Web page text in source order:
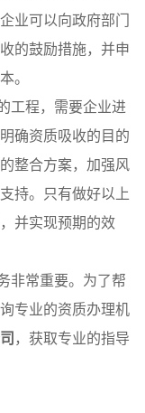
业可以向政府部门
的鼓励措施，并申
。
工程，需要企业进
确资质吸收的目的
整合方案，加强风
持。只有做好以上
并实现预期的效
非常重要。为了帮
专业的资质办理机
，获取专业的指导